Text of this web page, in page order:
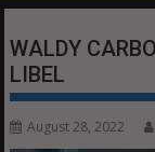
WALDY
LIBEL
August 28, 2022